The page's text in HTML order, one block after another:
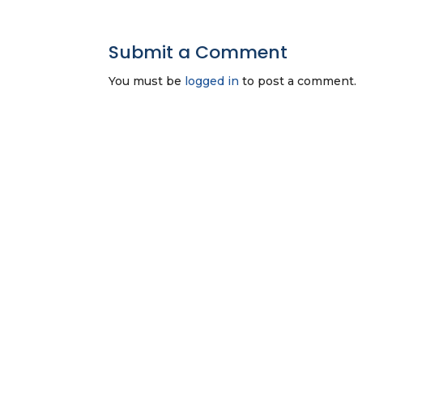
Submit a Comment
You must be logged in to post a comment.